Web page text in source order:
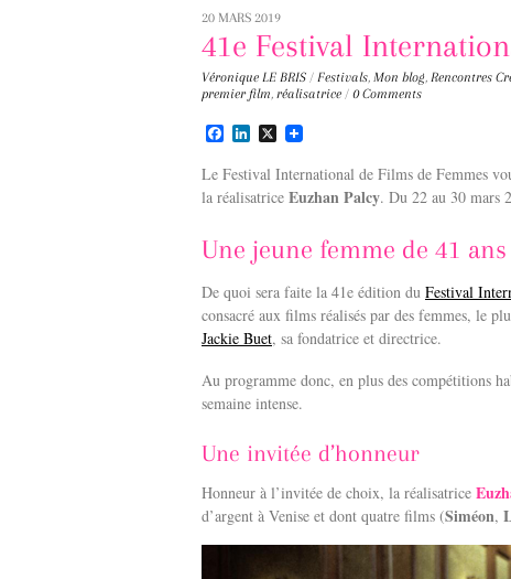
20 MARS 2019
41e Festival
Véronique LE BRIS / Festivals, Mon blog, Rencontres
premier film, réalisatrice / 0 Comments
F
c
e
b
k
L
n
k
e
I
n
X
Le Festival International de Films de Femmes
la réalisatrice Euzhan Palcy. Du 22 au 30 mars
Une jeune femme de 41 ans
De quoi sera faite la 41e édition du Festival
consacré aux films réalisés par des femmes, le
Jackie Buet, sa fondatrice et directrice.
Au programme donc, en plus des compétitions
semaine intense.
Une invitée d’honneur
Honneur à l’invitée de choix, la réalisatrice
d’argent à Venise et dont quatre films (Siméon,